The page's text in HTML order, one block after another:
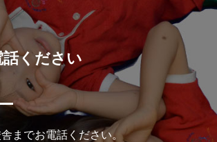
ください
までお電話ください。